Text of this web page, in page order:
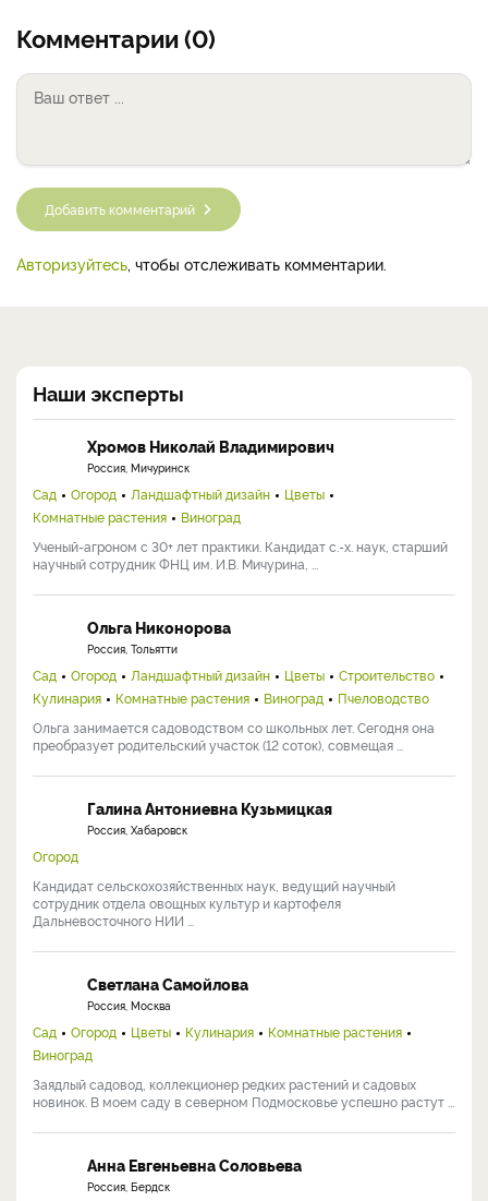
Комментарии (0)
Добавить комментарий
Авторизуйтесь, чтобы отслеживать комментарии.
Наши эксперты
Хромов Николай Владимирович
Россия, Мичуринск
Сад Огород Ландшафтный дизайн
Цветы
Комнатные растения
Виноград
Ученый-агроном с 30+ лет практики. Кандидат с.-х. наук, старший
научный сотрудник ФНЦ им. И.В. Мичурина, ...
Ольга Никонорова
Россия, Тольятти
Сад Огород Ландшафтный дизайн Цветы
Строительство
Кулинария
Комнатные растения Виноград
Пчеловодство
Ольга занимается садоводством со школьных лет. Сегодня она
преобразует родительский участок (12 соток), совмещая ...
Галина Антониевна Кузьмицкая
Россия, Хабаровск
Огород
Кандидат сельскохозяйственных наук, ведущий научный
сотрудник отдела овощных культур и картофеля
Дальневосточного НИИ ...
Светлана Самойлова
Россия, Москва
Сад Огород Цветы Кулинария
Комнатные растения
Виноград
Заядлый садовод, коллекционер редких растений и садовых
новинок. В моем саду в северном Подмосковье успешно растут ...
Анна Евгеньевна Соловьева
Россия, Бердск